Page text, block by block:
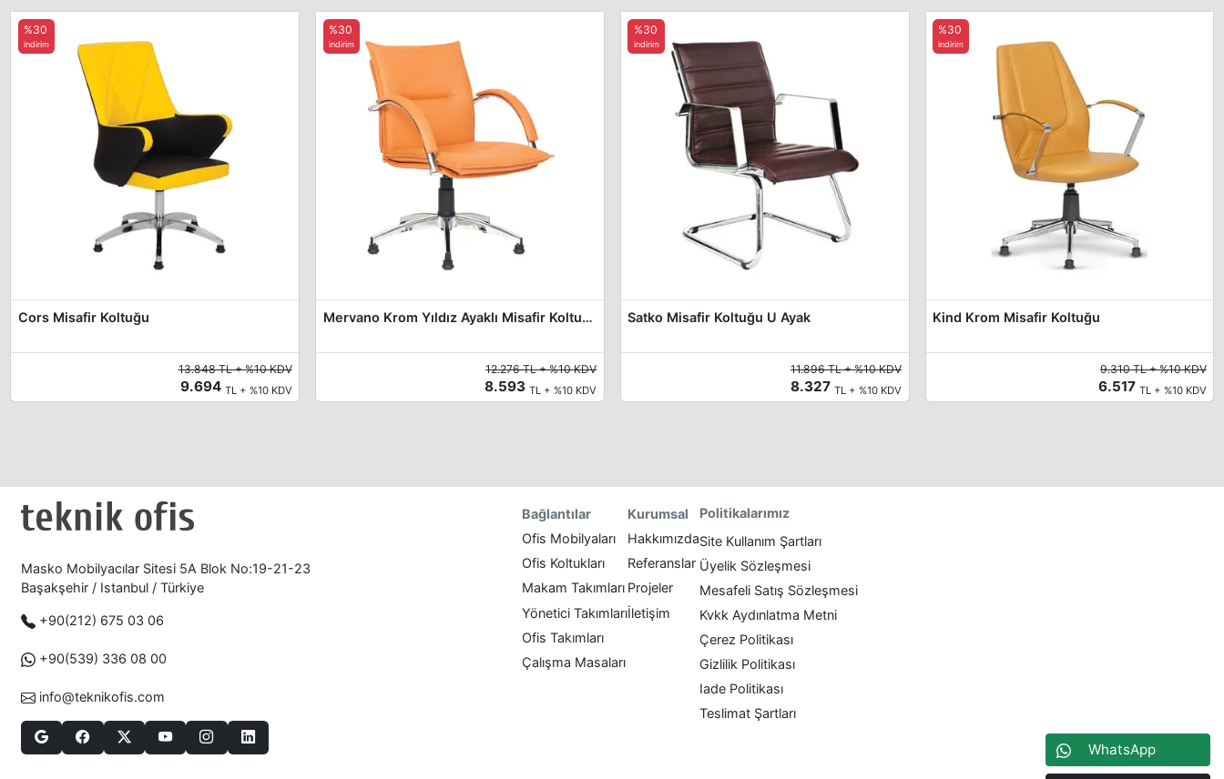
Cors Misafir Koltuğu
%30
indirim
13.848 TL + %10 KDV
9.694 TL + %10 KDV
Mervano Krom Yıldız Ayaklı Misafir Koltuğu
%30
indirim
12.276 TL + %10 KDV
8.593TL + %10 KDV
Satko Misafir Koltuğu U Ayak
%30
indirim
11.896 TL + %10 KDV
8.327TL + %10 KDV
Kind Krom Misafir Koltuğu
%30
indirim
9.310 TL + %10 KDV
6.517 TL + %10 KDV
WhatsApp
Masko Mobilyacılar Sitesi 5A Blok No:19-21-23
Başakşehir / Istanbul / Türkiye
+90(212) 675 03 06
+90(539) 336 08 00
info@teknikofis.com
Bağlantılar
Ofis Mobilyaları
Ofis Koltukları
Makam Takımları
Yönetici Takımları
Ofis Takımları
Çalışma Masaları
Kurumsal
Hakkımızda
Referanslar
Projeler
İletişim
Politikalarımız
Site Kullanım Şartları
Üyelik Sözleşmesi
Mesafeli Satış Sözleşmesi
Kvkk Aydınlatma Metni
Çerez Politikası
Gizlilik Politikası
Iade Politikası
Teslimat Şartları